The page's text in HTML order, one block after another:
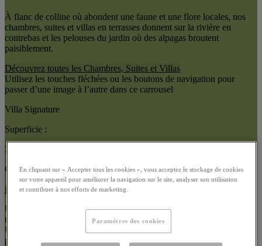
À flanc de colline où abondent une faune et une flore locales, nos
chambres, suites et villas en terrasses donnent sur la rivière en
contrebas et les pelouses du jardin où des alpagas broutent
paisiblement.
Découvrez toutes les Chambres, Suites et Villas
Utilisez les touches fléchées ou les boutons de navigation pour
passer d’une image à l’autre dans ce carrousel
Villa Signature
Superficie :
330 m²
Capacité :
jusqu’à 7 invités
Use arrow keys or navigation buttons to browse through content in
this slider
Utilisez les touches fléchées ou les boutons de navigation pour
passer d’une image à l’autre dans ce carrousel
En cliquant sur « Accepter tous les cookies », vous acceptez le stockage de cookies
sur votre appareil pour améliorer la navigation sur le site, analyser son utilisation
et contribuer à nos efforts de marketing.
Paramètres des cookies